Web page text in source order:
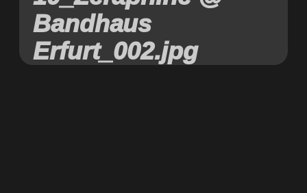
Bandhaus
Erfurt_002.jpg